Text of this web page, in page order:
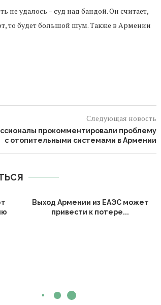
не удалось – суд над бандой. Он считает,
то будет большой шум. Также в Армении
Следующая новость
прокомментировали проблему
с отопительными системами в Армении
Выход Армении из ЕАЭС может
привести к потере...